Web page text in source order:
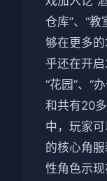
仓库”、“
够在更多
乎还在开启
“花园”、“
和共有20
中，玩家
的核心角
性角色示